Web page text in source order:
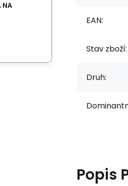
EAN:
Stav zboží:
Druh:
Popis
NA